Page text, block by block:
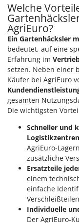
Welche
AgriEuro?
Ein Gartenhäcksler
bedeutet, auf eine
Erfahrung im
setzen. Neben einer
Käufer bei AgriEuro
gesamten
Die wichtigsten
Schneller und
Logistikzentren
AgriEuro-
zusätzliche
Ersatzteile
einem
einfache
Individuelle
Der AgriEuro-